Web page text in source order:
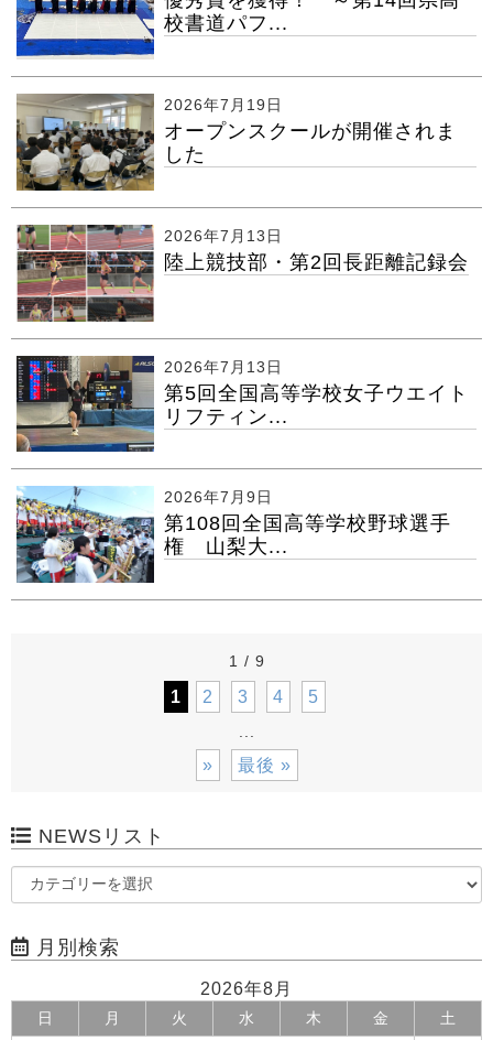
校書道パフ...
2026年7月19日
オープンスクールが開催されま
した
2026年7月13日
陸上競技部・第2回長距離記録会
2026年7月13日
第5回全国高等学校女子ウエイト
リフティン...
2026年7月9日
第108回全国高等学校野球選手
権 山梨大...
1 / 9
1 2 3 4 5
...
» 最後 »
NEWSリスト
月別検索
2026年8月
日 月 火 水 木 金 土